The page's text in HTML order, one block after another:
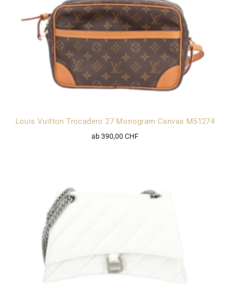
Louis Vuitton Trocadero 27 Monogram Canvas M51274
ab 390,00 CHF